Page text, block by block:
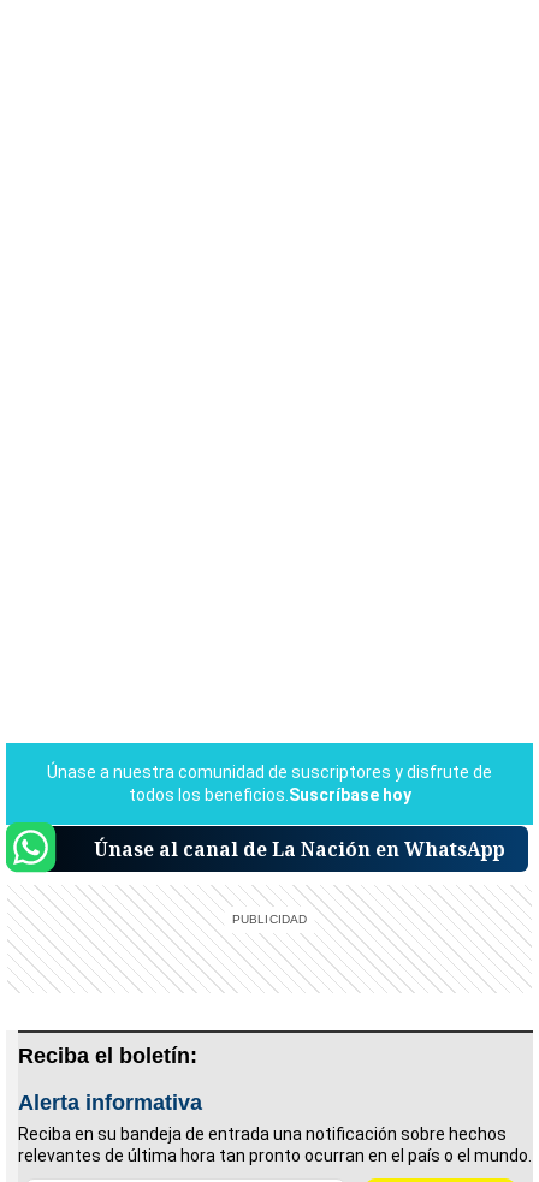
Únase al canal de La Nación en WhatsApp
Reciba el boletín:
Alerta informativa
Reciba en su bandeja de entrada una notificación sobre hechos
relevantes de última hora tan pronto ocurran en el país o el mundo.